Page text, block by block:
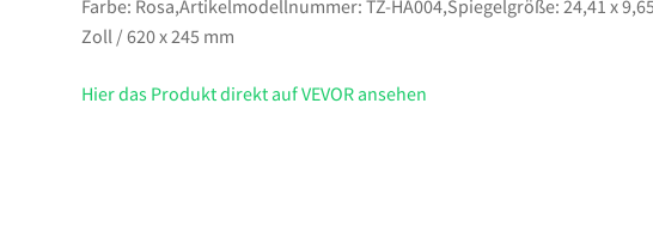
Farbe: Rosa,Artikelmodellnummer: TZ-HA004,Spiegelgröße: 24,41 x 9,65
Zoll / 620 x 245 mm
Hier das Produkt direkt auf VEVOR ansehen